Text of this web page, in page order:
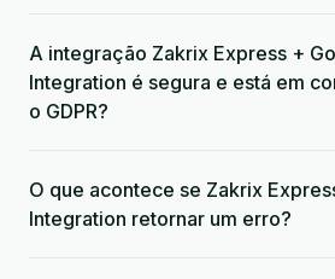
A integração Zakrix Express +
Integration é segura e está em
o GDPR?
O que acontece se Zakrix
Integration retornar um erro?